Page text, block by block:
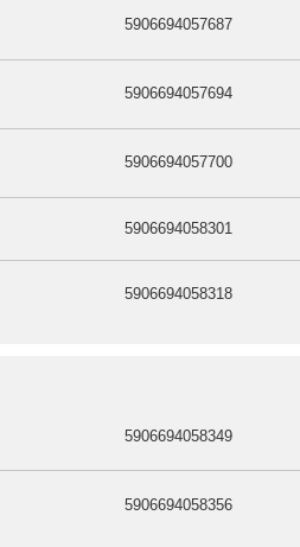
5906694058349
5906694058356
5906694057687
5906694057694
5906694057700
5906694058301
5906694058318